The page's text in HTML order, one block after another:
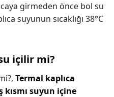
girmeden önce bol su
suyunun sıcaklığı 38°C
içilir mi?
Termal kaplıca
kısmı suyun içine